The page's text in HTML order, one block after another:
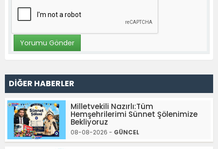
DİĞER HABERLER
Milletvekili Nazırlı:Tüm
Hemşehrilerimi Sünnet Şölenimize
Bekliyoruz
08-08-2026 - GÜNCEL